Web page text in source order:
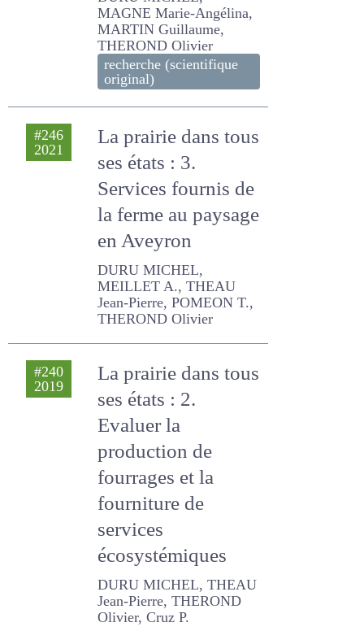
DURU MICHEL, MAGNE
Marie-Angélina, MARTIN
Guillaume, THEROND
Olivier
recherche (scientifique
original)
#246
2021
La prairie dans tous
ses états : 3.
Services fournis de
la ferme au
paysage en
Aveyron
DURU MICHEL, MEILLET A.,
THEAU Jean-Pierre,
POMEON T., THEROND
Olivier
La prairie dans tous
ses états : 2.
Evaluer la
production de
fourrages et la
fourniture de
services
écosystémiques